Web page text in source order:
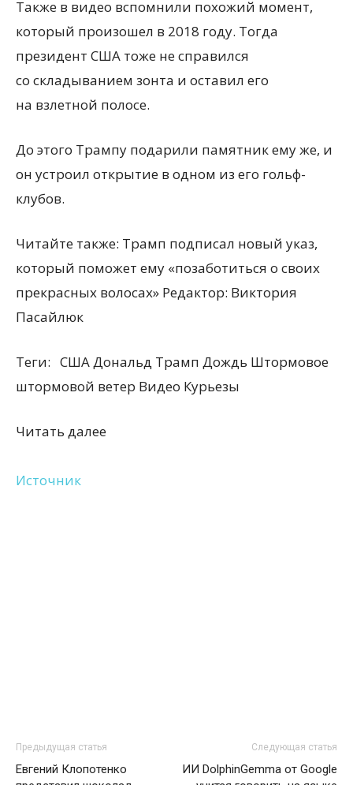
Также в видео вспомнили похожий момент,
который произошел в 2018 году. Тогда
президент США тоже не справился
со складыванием зонта и оставил его
на взлетной полосе.
До этого Трампу подарили памятник ему же, и
он устроил открытие в одном из его гольф-
клубов.
Читайте также: Трамп подписал новый указ,
который поможет ему «позаботиться о своих
прекрасных волосах» Редактор: Виктория
Пасайлюк
Теги: США Дональд Трамп Дождь Штормовое
штормовой ветер Видео Курьезы
Читать далее
Источник
Предыдущая статья
Евгений Клопотенко
Следующая статья
ИИ DolphinGemma от Google